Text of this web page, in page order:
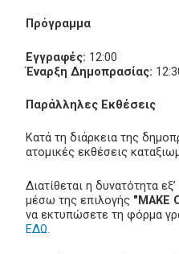
Πρόγραμμα
Εγγραφές: 12:00
Έναρξη Δημοπρασίας:
Παράλληλες Εκθέσεις
Κατά τη διάρκεια της
ατομικές εκθέσεις
Διατίθεται η δυνατότητα
μέσω της επιλογής "MAKE
να εκτυπώσετε τη φόρμα
ΕΔΩ.